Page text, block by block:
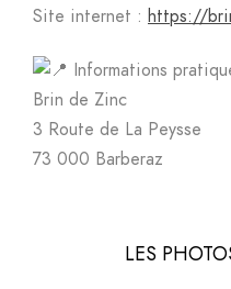
Site internet : https://
Informations
Brin de Zinc
3 Route de La Peysse
73 000 Barberaz
LES